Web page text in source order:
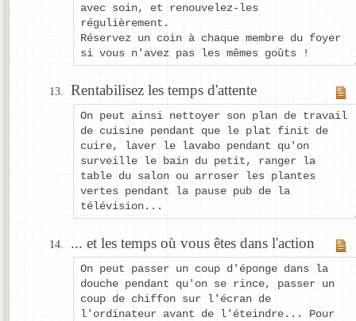
avec soin, et renouvelez-les
régulièrement.
Réservez un coin à chaque membre du foyer
si vous n'avez pas les mêmes goûts !
Rentabilisez les temps d'attente
On peut ainsi nettoyer son plan de travail
de cuisine pendant que le plat finit de
cuire, laver le lavabo pendant qu'on
surveille le bain du petit, ranger la
table du salon ou arroser les plantes
vertes pendant la pause pub de la
télévision...
... et les temps où vous êtes dans l'action
On peut passer un coup d'éponge dans la
douche pendant qu'on se rince, passer un
coup de chiffon sur l'écran de
l'ordinateur avant de l'éteindre... Pour